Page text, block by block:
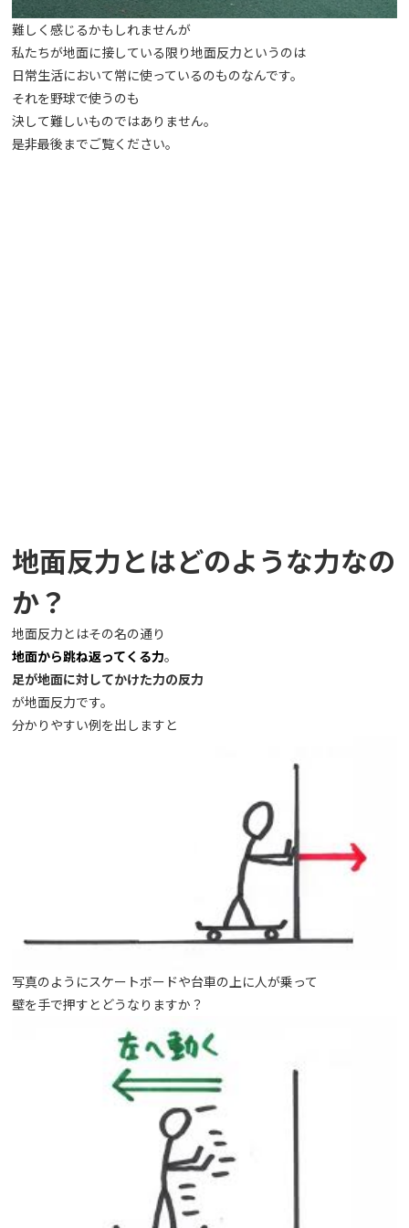
難しく感じるかもしれませんが
私たちが地面に接している限り地面反力というのは
日常生活において常に使っているのものなんです。
それを野球で使うのも
決して難しいものではありません。
是非最後までご覧ください。
地面反力とはどのような力なの
か？
地面反力とはその名の通り
地面から跳ね返ってくる力。
足が地面に対してかけた力の反力
が地面反力です。
分かりやすい例を出しますと
写真のようにスケートボードや台車の上に人が乗って
壁を手で押すとどうなりますか？